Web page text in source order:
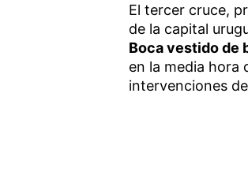
El tercer cruce,
de la capital
Boca vestido de
en la media hora
intervenciones